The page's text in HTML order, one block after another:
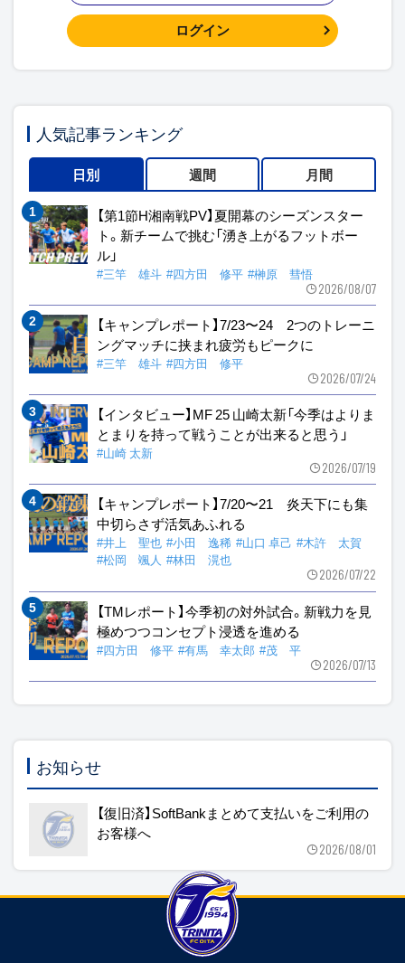
ログイン
人気記事ランキング
日別 週間 月間
【第1節H湘南戦PV】夏開幕のシーズンスター
ト。新チームで挑む「湧き上がるフットボー
ル」
#三竿 雄斗 #四方田 修平 #榊原 彗悟
2026/08/07
【キャンプレポート】7/23〜24 2つのトレーニ
ングマッチに挟まれ疲労もピークに
#三竿 雄斗 #四方田 修平
2026/07/24
【インタビュー】MF 25 山崎太新「今季はよりま
とまりを持って戦うことが出来ると思う」
#山崎 太新
2026/07/19
【キャンプレポート】7/20〜21 炎天下にも集
中切らさず活気あふれる
#井上 聖也 #小田 逸稀 #山口 卓己 #木許 太賀
#松岡 颯人 #林田 滉也
2026/07/22
【TMレポート】今季初の対外試合。新戦力を見
極めつつコンセプト浸透を進める
#四方田 修平 #有馬 幸太郎 #茂 平
2026/07/13
お知らせ
【復旧済】SoftBankまとめて支払いをご利用の
お客様へ
2026/08/01